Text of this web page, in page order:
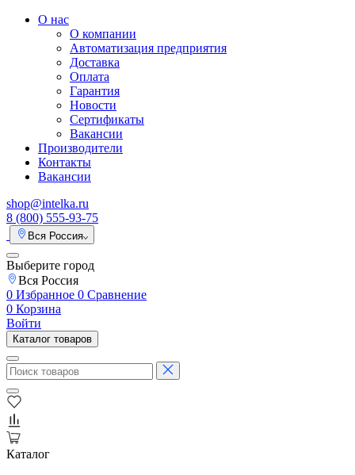
О нас
О компании
Автоматизация предприятия
Доставка
Оплата
Гарантия
Новости
Сертификаты
Вакансии
Производители
Контакты
Вакансии
shop@intelka.ru
8 (800) 555-93-75
Вся Россия
Выберите город
Вся Россия
0 Избранное 0 Сравнение
0 Корзина
Войти
Каталог товаров
Каталог